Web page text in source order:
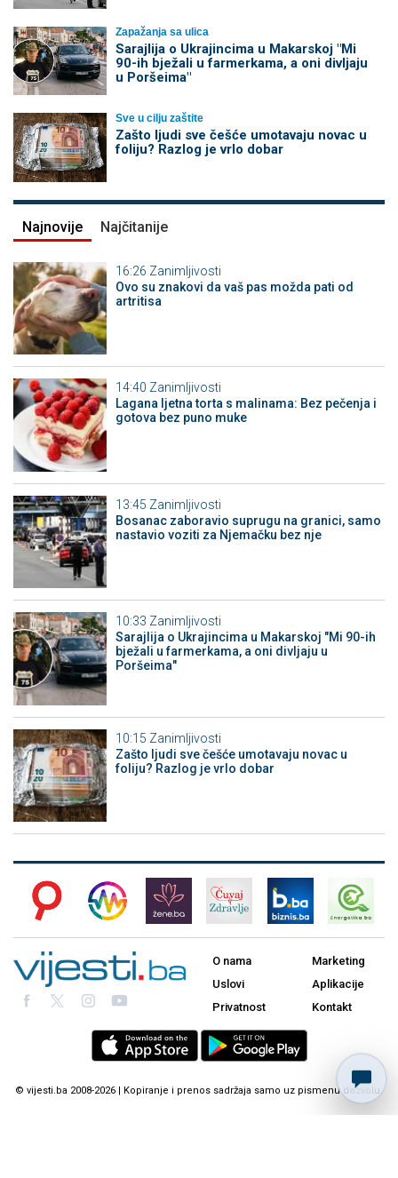
Zapažanja sa ulica
Sarajlija o Ukrajincima u Makarskoj "Mi
90-ih bježali u farmerkama, a oni divljaju
u Poršeima"
Sve u cilju zaštite
Zašto ljudi sve češće umotavaju novac u
foliju? Razlog je vrlo dobar
Najnovije Najčitanije
16:26 Zanimljivosti
Ovo su znakovi da vaš pas možda pati od
artritisa
14:40 Zanimljivosti
Lagana ljetna torta s malinama: Bez pečenja i
gotova bez puno muke
13:45 Zanimljivosti
Bosanac zaboravio suprugu na granici, samo
nastavio voziti za Njemačku bez nje
10:33 Zanimljivosti
Sarajlija o Ukrajincima u Makarskoj "Mi 90-ih
bježali u farmerkama, a oni divljaju u
Poršeima"
10:15 Zanimljivosti
Zašto ljudi sve češće umotavaju novac u
foliju? Razlog je vrlo dobar
O nama
Uslovi
Privatnost
Marketing
Aplikacije
Kontakt
© vijesti.ba 2008-2026 | Kopiranje i prenos sadržaja samo uz pismenu dozvolu.